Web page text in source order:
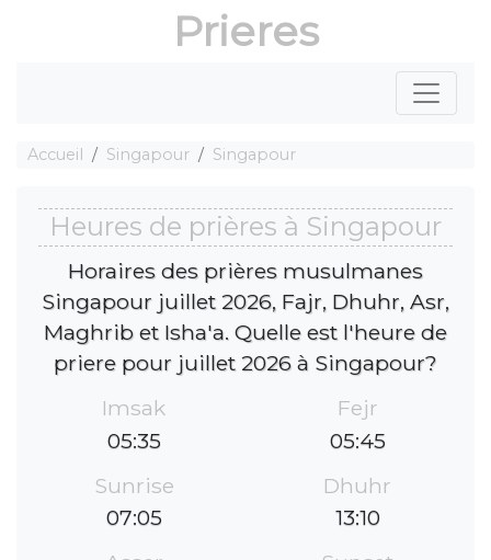
Prieres
Accueil Singapour Singapour
Heures de prières à Singapour
Horaires des prières musulmanes
Singapour juillet 2026, Fajr, Dhuhr, Asr,
Maghrib et Isha'a. Quelle est l'heure de
priere pour juillet 2026 à Singapour?
Imsak
05:35
Fejr
05:45
Sunrise
07:05
Dhuhr
13:10